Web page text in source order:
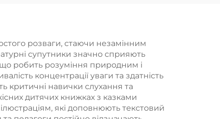
розваги, стаючи незамінним
супутники значно сприяють
робить розуміння природним і
концентрації уваги та здатність
критичні навички слухання та
дитячих книжках з казками
які доповнюють текстовий